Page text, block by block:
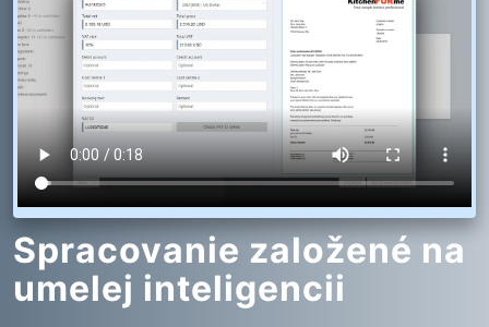
Spracovanie založené na
umelej inteligencii